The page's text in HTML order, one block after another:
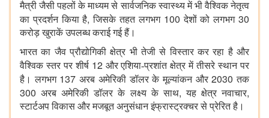
मैत्री जैसी पहलों के माध्यम से सार्वजनिक स्वास्थ्य में भी वैश्विक नेतृत्व
का प्रदर्शन किया है,जिसके तहत लगभग 100देशों को लगभग30
करोड़ खुराकें उपलब्ध कराई गई हैं।
भारत का जैव प्रौद्योगिकी क्षेत्र भी तेजी से विस्तार कर रहा है और
वैश्विक स्तर पर शीर्ष 12 और एशिया-प्रशांत क्षेत्र में तीसरे स्थान पर
है। लगभग 137अरब अमेरिकी डॉलर के मूल्यांकन और2030तक
300अरब अमेरिकी डॉलर के लक्ष्य के साथ,यह क्षेत्र नवाचार,
स्टार्टअप विकास और मजबूत अनुसंधान इंफ्रास्ट्रक्चर से प्रेरित है।